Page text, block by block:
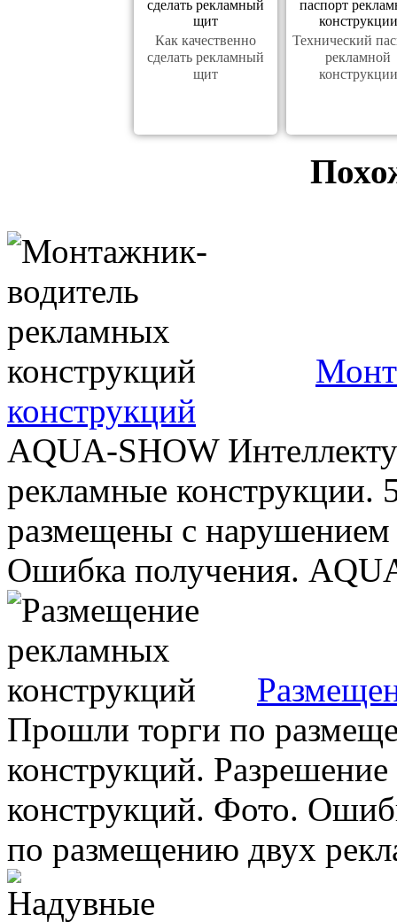
Как качественно
сделать рекламный
щит
Технический
рекламной
конструкции
конструкций
AQUA-SHOW
рекламные конструкции.
размещены с нарушением
Ошибка получения.
Прошли торги по
конструкций.
конструкций. Фото.
по размещению двух